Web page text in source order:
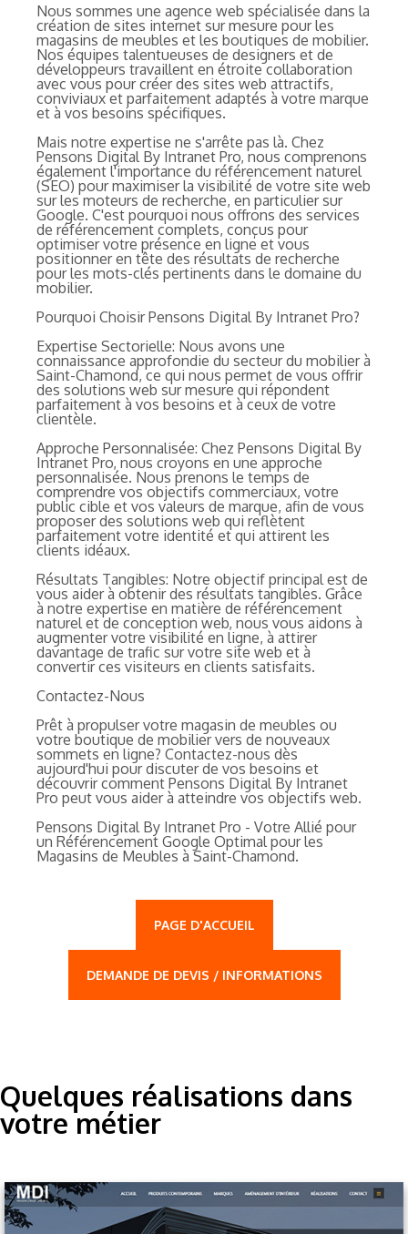
Nous sommes une agence web spécialisée dans la
création de sites internet sur mesure pour les
magasins de meubles et les boutiques de mobilier.
Nos équipes talentueuses de designers et de
développeurs travaillent en étroite collaboration
avec vous pour créer des sites web attractifs,
conviviaux et parfaitement adaptés à votre marque
et à vos besoins spécifiques.
Mais notre expertise ne s'arrête pas là. Chez
Pensons Digital By Intranet Pro, nous comprenons
également l'importance du référencement naturel
(SEO) pour maximiser la visibilité de votre site web
sur les moteurs de recherche, en particulier sur
Google. C'est pourquoi nous offrons des services
de référencement complets, conçus pour
optimiser votre présence en ligne et vous
positionner en tête des résultats de recherche
pour les mots-clés pertinents dans le domaine du
mobilier.
Pourquoi Choisir Pensons Digital By Intranet Pro?
Expertise Sectorielle: Nous avons une
connaissance approfondie du secteur du mobilier à
Saint-Chamond, ce qui nous permet de vous offrir
des solutions web sur mesure qui répondent
parfaitement à vos besoins et à ceux de votre
clientèle.
Approche Personnalisée: Chez Pensons Digital By
Intranet Pro, nous croyons en une approche
personnalisée. Nous prenons le temps de
comprendre vos objectifs commerciaux, votre
public cible et vos valeurs de marque, afin de vous
proposer des solutions web qui reflètent
parfaitement votre identité et qui attirent les
clients idéaux.
Résultats Tangibles: Notre objectif principal est de
vous aider à obtenir des résultats tangibles. Grâce
à notre expertise en matière de référencement
naturel et de conception web, nous vous aidons à
augmenter votre visibilité en ligne, à attirer
davantage de trafic sur votre site web et à
convertir ces visiteurs en clients satisfaits.
Contactez-Nous
Prêt à propulser votre magasin de meubles ou
votre boutique de mobilier vers de nouveaux
sommets en ligne? Contactez-nous dès
aujourd'hui pour discuter de vos besoins et
découvrir comment Pensons Digital By Intranet
Pro peut vous aider à atteindre vos objectifs web.
Pensons Digital By Intranet Pro - Votre Allié pour
un Référencement Google Optimal pour les
Magasins de Meubles à Saint-Chamond.
PAGE D'ACCUEIL
DEMANDE DE DEVIS / INFORMATIONS
Quelques réalisations dans
votre métier